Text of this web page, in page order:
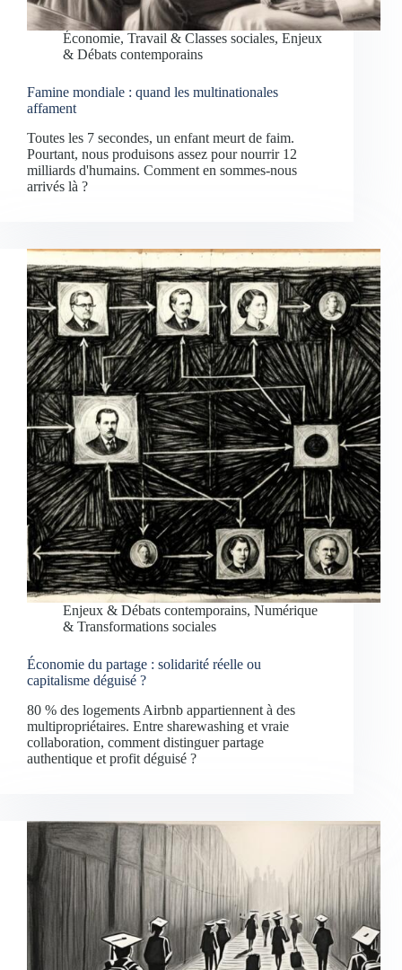
Économie, Travail & Classes sociales, Enjeux
& Débats contemporains
Famine mondiale : quand les multinationales
affament
Toutes les 7 secondes, un enfant meurt de faim.
Pourtant, nous produisons assez pour nourrir 12
milliards d'humains. Comment en sommes-nous
arrivés là ?
Enjeux & Débats contemporains, Numérique
& Transformations sociales
Économie du partage : solidarité réelle ou
capitalisme déguisé ?
80 % des logements Airbnb appartiennent à des
multipropriétaires. Entre sharewashing et vraie
collaboration, comment distinguer partage
authentique et profit déguisé ?